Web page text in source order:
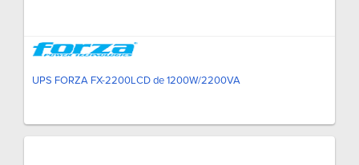
UPS FORZA FX-2200LCD de 1200W/2200VA